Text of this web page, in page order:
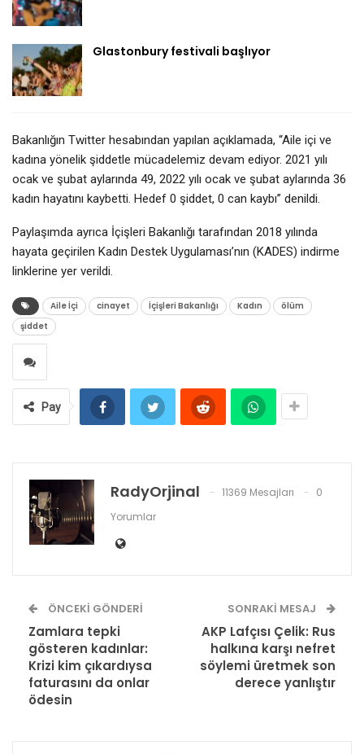
Glastonbury festivali başlıyor
Bakanlığın Twitter hesabından yapılan açıklamada, “Aile içi ve
kadına yönelik şiddetle mücadelemiz devam ediyor. 2021 yılı
ocak ve şubat aylarında 49, 2022 yılı ocak ve şubat aylarında 36
kadın hayatını kaybetti. Hedef 0 şiddet, 0 can kaybı” denildi.
Paylaşımda ayrıca İçişleri Bakanlığı tarafından 2018 yılında
hayata geçirilen Kadın Destek Uygulaması’nın (KADES) indirme
linklerine yer verildi.
Aile İçi cinayet İçişleri Bakanlığı Kadın
ölüm
şiddet
Pay
RadyOrjinal 11369 Mesajları
0
Yorumlar
ÖNCEKI GÖNDERI
Zamlara tepki
gösteren kadınlar:
Krizi kim çıkardıysa
faturasını da onlar
ödesin
SONRAKI MESAJ
AKP Lafçısı Çelik: Rus
halkına karşı nefret
söylemi üretmek son
derece yanlıştır